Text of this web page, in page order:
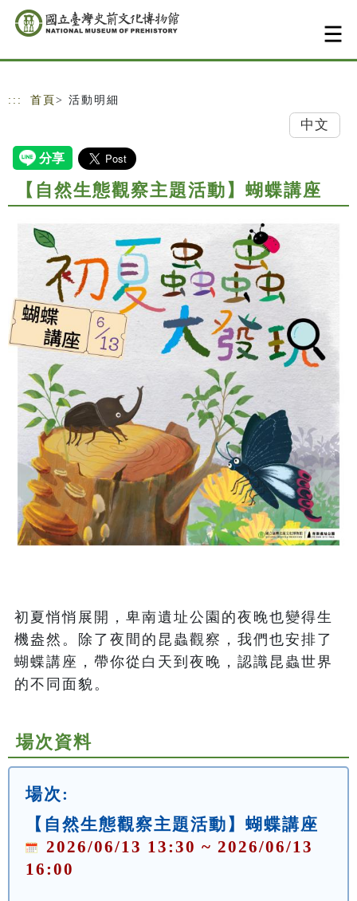
跳到主要內容
網站導覽
::: 首頁 > 活動明細
中文
【自然生態觀察主題活動】蝴蝶講座
初夏悄悄展開，卑南遺址公園的夜晚也變得生
機盎然。除了夜間的昆蟲觀察，我們也安排了
蝴蝶講座，帶你從白天到夜晚，認識昆蟲世界
的不同面貌。
場次資料
場次:
【自然生態觀察主題活動】蝴蝶講座
2026/06/13 13:30 ~ 2026/06/13
16:00